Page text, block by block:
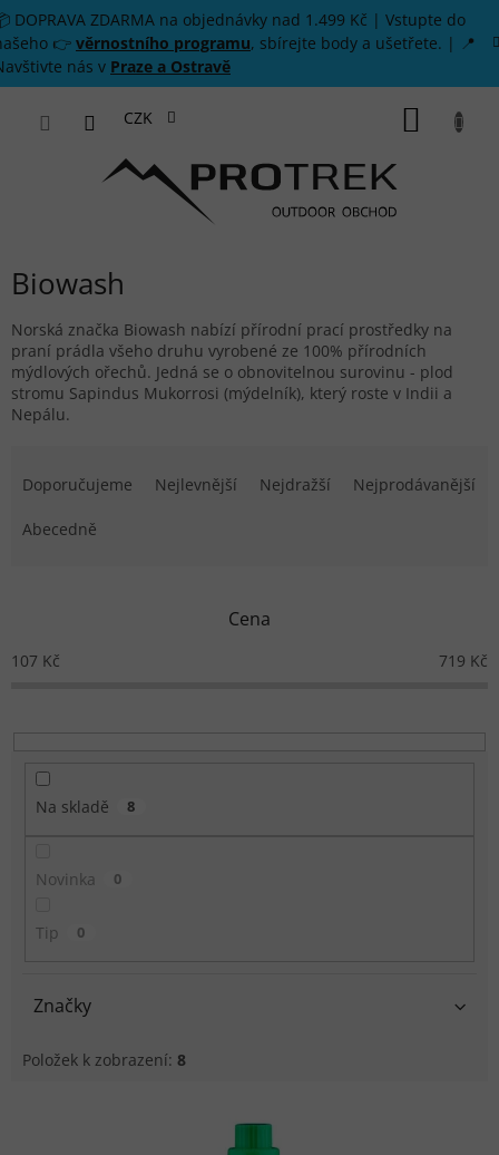
Přejít na obsah
DOPRAVA ZDARMA na objednávky nad 1.499 Kč | Vstupte do
👉 věrnostního programu, sbírejte body a ušetřete. | 📍
nás v Praze a Ostravě
CZK
Biowash
Norská značka Biowash nabízí přírodní prací prostředky na
praní prádla všeho druhu vyrobené ze 100% přírodních
mýdlových ořechů. Jedná se o obnovitelnou surovinu - plod
stromu Sapindus Mukorrosi (mýdelník), který roste v Indii a
Nepálu.
Doporučujeme Nejlevnější Nejdražší Nejprodávanější
Abecedně
Cena
107 Kč 719 Kč
Na skladě 8
Novinka 0
Tip 0
Značky
Položek k zobrazení: 8